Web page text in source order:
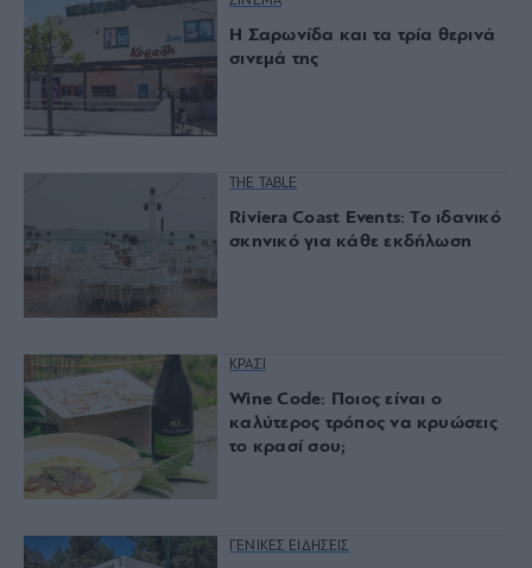
Η Σαρωνίδα και τα τρία θερινά
σινεμά της
THE TABLE
Riviera Coast Events: Το ιδανικό
σκηνικό για κάθε εκδήλωση
ΚΡΑΣΙ
Wine Code: Ποιος είναι ο
καλύτερος τρόπος να κρυώσεις
το κρασί σου;
ΓΕΝΙΚΕΣ ΕΙΔΗΣΕΙΣ